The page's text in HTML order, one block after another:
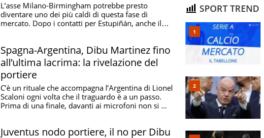
L’asse Milano-Birmingham potrebbe presto
diventare uno dei più caldi di questa fase di
mercato. Dopo i contatti per Estupiñán, anche il
Spagna-Argentina, Dibu Martinez fino
all’ultima lacrima: la rivelazione del
portiere
C’è un rituale che accompagna l’Argentina di Lionel
Scaloni ogni volta che il traguardo è a un passo.
Prima di una finale, davanti ai microfoni non si ...
Juventus nodo portiere, il no per Dibu
SPORT TREND